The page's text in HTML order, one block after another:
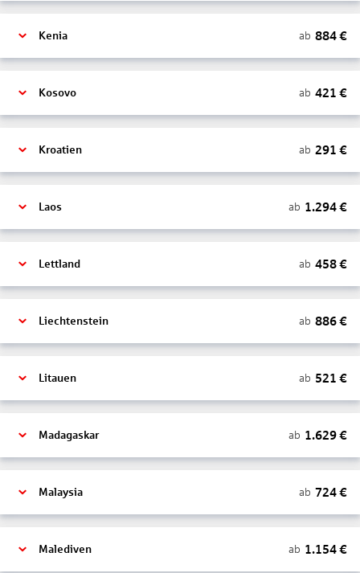
Kenia ab 884€
Kosovo ab 421 €
Kroatien ab 291 €
Laos ab 1.294€
Lettland ab 458€
Liechtenstein ab 886€
Litauen ab 521 €
Madagaskar ab 1.629€
Malaysia ab 724€
Malediven ab 1.154€